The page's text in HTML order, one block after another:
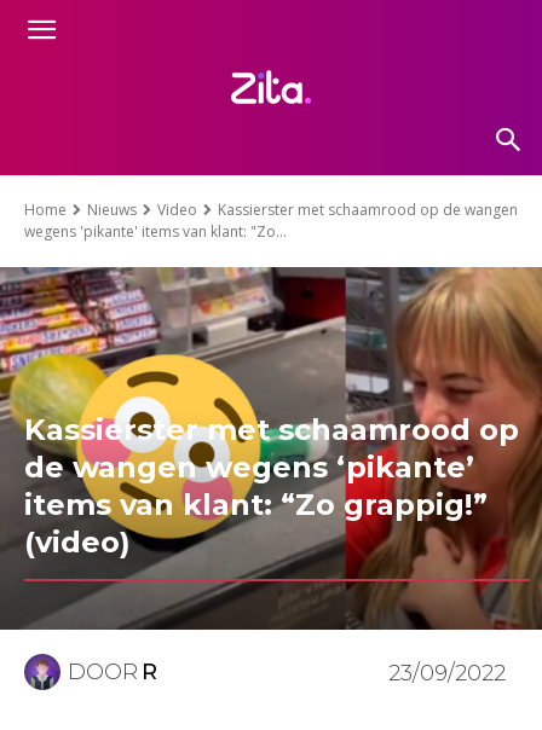
Home Nieuws Video
Kassierster met schaamrood op de wangen
wegens 'pikante' items van klant: "Zo...
Kassierster met schaamrood op
de wangen wegens ‘pikante’
items van klant: “Zo grappig!”
(video)
DOOR R 23/09/2022